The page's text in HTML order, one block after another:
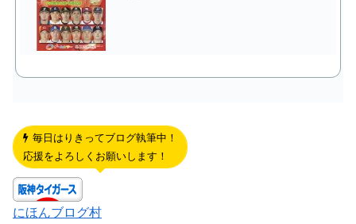
毎日はりきってブログ執筆中！
応援をよろしくお願いします！
にほんブログ村